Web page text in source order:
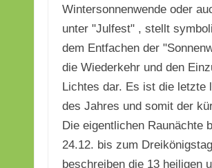
Wintersonnenwende oder
unter "Julfest" , stellt
dem Entfachen der
die Wiederkehr und den
Lichtes dar. Es ist die letzte
des Jahres und somit der
Die eigentlichen Raunächte
24.12. bis zum
beschreiben die 13 heiligen